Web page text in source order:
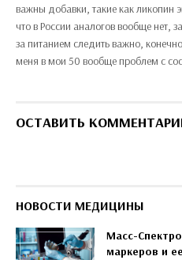
важны добавки, такие как ликопин
что в России аналогов вообще нет,
за питанием следить важно,
меня в мои 50 вообще проблем с
ОСТАВИТЬ
НОВОСТИ МЕДИЦИНЫ
Масс-
маркеров и